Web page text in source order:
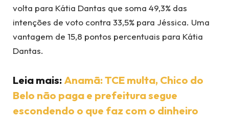
volta para Kátia Dantas que soma 49,3% das
intenções de voto contra 33,5% para Jéssica. Uma
vantagem de 15,8 pontos percentuais para Kátia
Dantas.
Leia mais:Anamã: TCE multa, Chico do
Belo não paga e prefeitura segue
escondendo o que faz com o dinheiro